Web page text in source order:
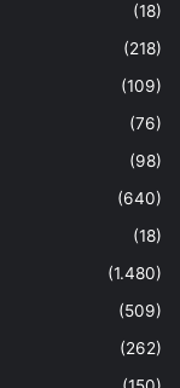
(18)
(218)
(109)
(76)
(98)
(640)
(18)
(1.480)
(509)
(262)